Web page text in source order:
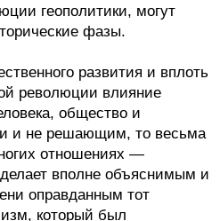
геополитики, могут
фазы.
развития и вплоть
революции влияние
общество и
и не решающим, то весьма
отношениях —
вполне объяснимым и
оправданным тот
который был